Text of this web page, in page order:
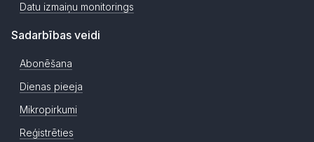
Datu izmaiņu monitorings
Sadarbības veidi
Abonēšana
Dienas pieeja
Mikropirkumi
Reģistrēties